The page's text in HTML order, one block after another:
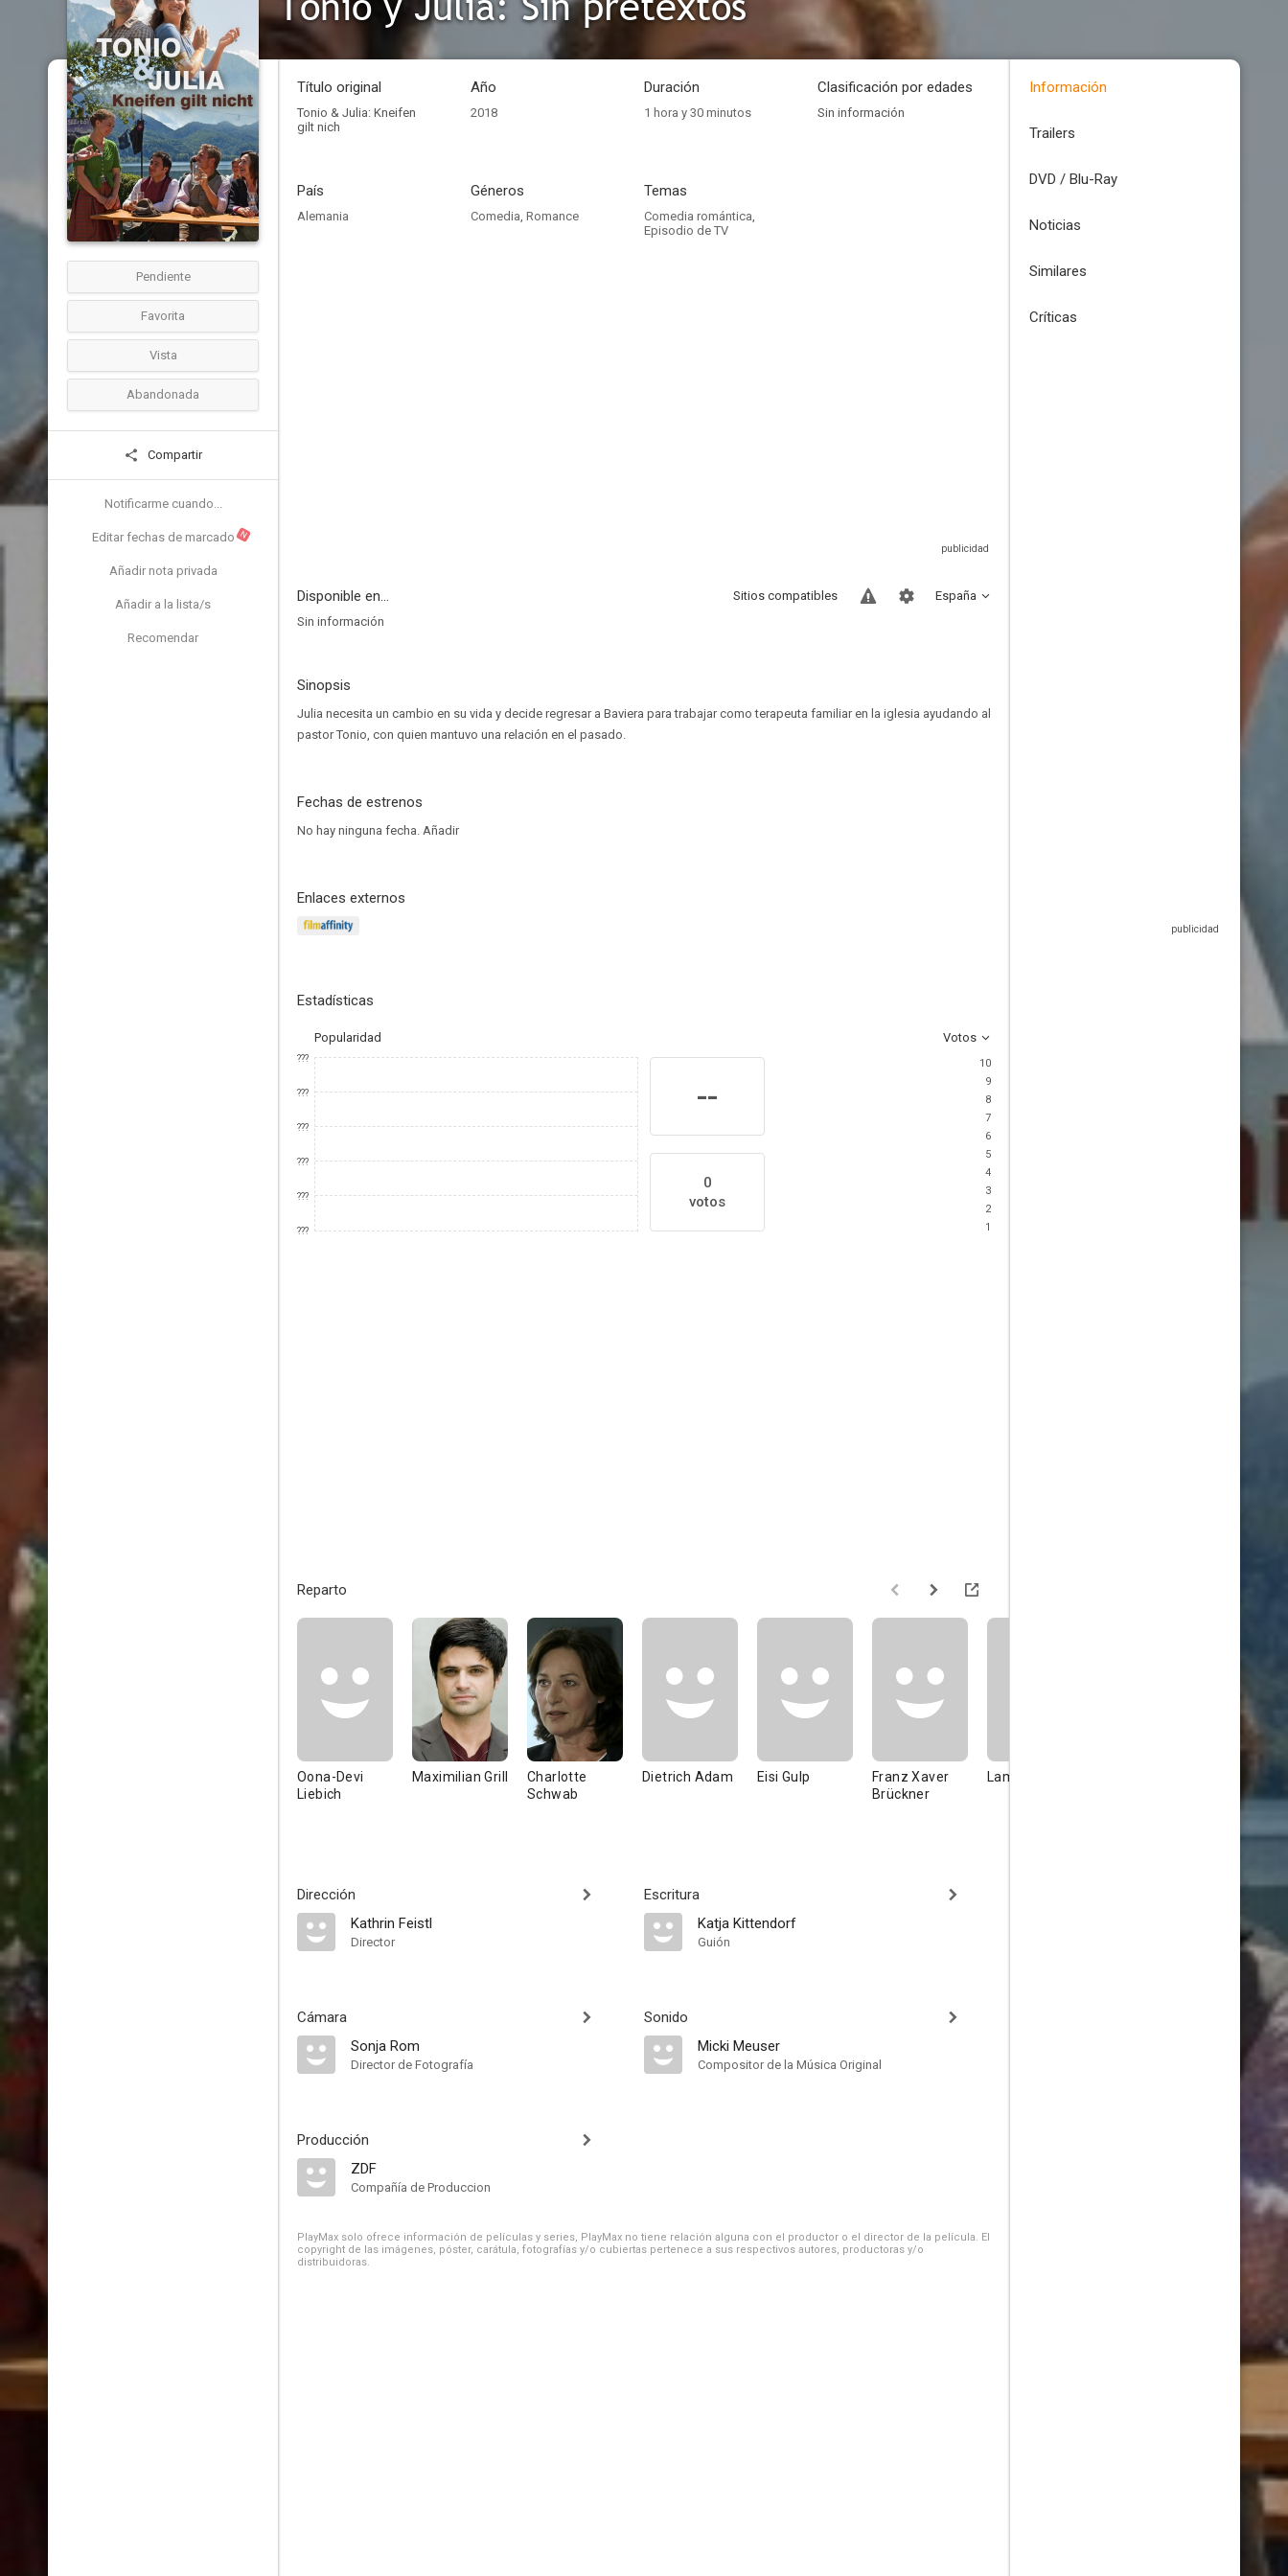
Pendiente
Favorita
Vista
Abandonada
Compartir
Notificarme cuando...
Editar fechas de marcado N
Añadir nota privada
Añadir a la lista/s
Recomendar
Título original
Tonio & Julia: Kneifen
gilt nich
Año
2018
Duración
1 hora y 30 minutos
Clasificación por edades
Sin información
País
Alemania
Géneros
Comedia, Romance
Temas
Comedia romántica,
Episodio de TV
Disponible en... España
Sitios compatibles
Sin información
Sinopsis
Julia necesita un cambio en su vida y decide regresar a Baviera para trabajar como terapeuta familiar en la iglesia ayudando al
pastor Tonio, con quien mantuvo una relación en el pasado.
Fechas de estrenos
No hay ninguna fecha. Añadir
Enlaces externos
Estadísticas
Popularidad Votos
???
???
???
???
???
???
--
0
votos
10
9
8
7
6
5
4
3
2
1
Reparto
Oona-Devi
Liebich
Maximilian Grill
Charlotte
Schwab
Dietrich Adam Eisi Gulp
Franz Xaver
Brückner
Lambert Hamel
Dirección
Kathrin Feistl
Director
Cámara
Sonja Rom
Director de Fotografía
Producción
ZDF
Compañía de Produccion
Escritura
Katja Kittendorf
Guión
Sonido
Micki Meuser
Compositor de la Música Original
PlayMax solo ofrece información de películas y series, PlayMax no tiene relación alguna con el productor o el director de la película. El
copyright de las imágenes, póster, carátula, fotografías y/o cubiertas pertenece a sus respectivos autores, productoras y/o
distribuidoras.
Información
Trailers
DVD / Blu-Ray
Noticias
Similares
Críticas